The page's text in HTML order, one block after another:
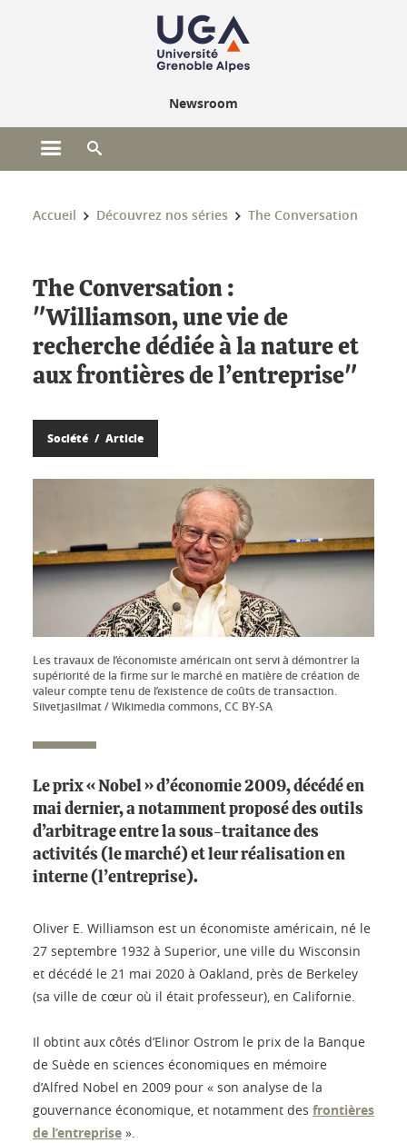
Newsroom
Ouvrir le menu principal
Vous êtes ici :
Accueil Découvrez nos séries The Conversation
The Conversation :
"Williamson, une vie de
recherche dédiée à la nature et
aux frontières de l’entreprise"
Société Article
Les travaux de l’économiste américain ont servi à démontrer la
supériorité de la firme sur le marché en matière de création de
valeur compte tenu de l’existence de coûts de transaction.
Siivetjasilmat / Wikimedia commons, CC BY-SA
Le prix « Nobel » d’économie 2009, décédé en
mai dernier, a notamment proposé des outils
d’arbitrage entre la sous-traitance des
activités (le marché) et leur réalisation en
interne (l’entreprise).
Oliver E. Williamson est un économiste américain, né le
27 septembre 1932 à Superior, une ville du Wisconsin
et décédé le 21 mai 2020 à Oakland, près de Berkeley
(sa ville de cœur où il était professeur), en Californie.
Il obtint aux côtés d’Elinor Ostrom le prix de la Banque
de Suède en sciences économiques en mémoire
d’Alfred Nobel en 2009 pour « son analyse de la
gouvernance économique, et notamment des frontières
de l’entreprise ».